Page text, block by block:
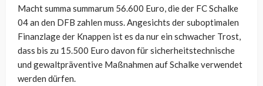
Macht summa summarum 56.600 Euro, die der FC Schalke
04 an den DFB zahlen muss. Angesichts der suboptimalen
Finanzlage der Knappen ist es da nur ein schwacher Trost,
dass bis zu 15.500 Euro davon für sicherheitstechnische
und gewaltpräventive Maßnahmen auf Schalke verwendet
werden dürfen.